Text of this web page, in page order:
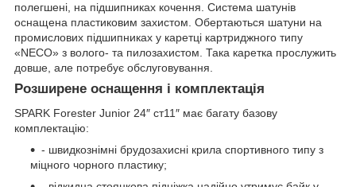
полегшені, на підшипниках кочення. Система шатунів
оснащена пластиковим захистом. Обертаються шатуни на
промислових підшипниках у каретці картриджного типу
«NECO» з волого- та пилозахистом. Така каретка прослужить
довше, але потребує обслуговування.
Розширене оснащення і комплектація
SPARK Forester Junior 24″ ст11″ має багату базову
комплектацію:
- швидкознімні брудозахисні крила спортивного типу з
міцного чорного пластику;